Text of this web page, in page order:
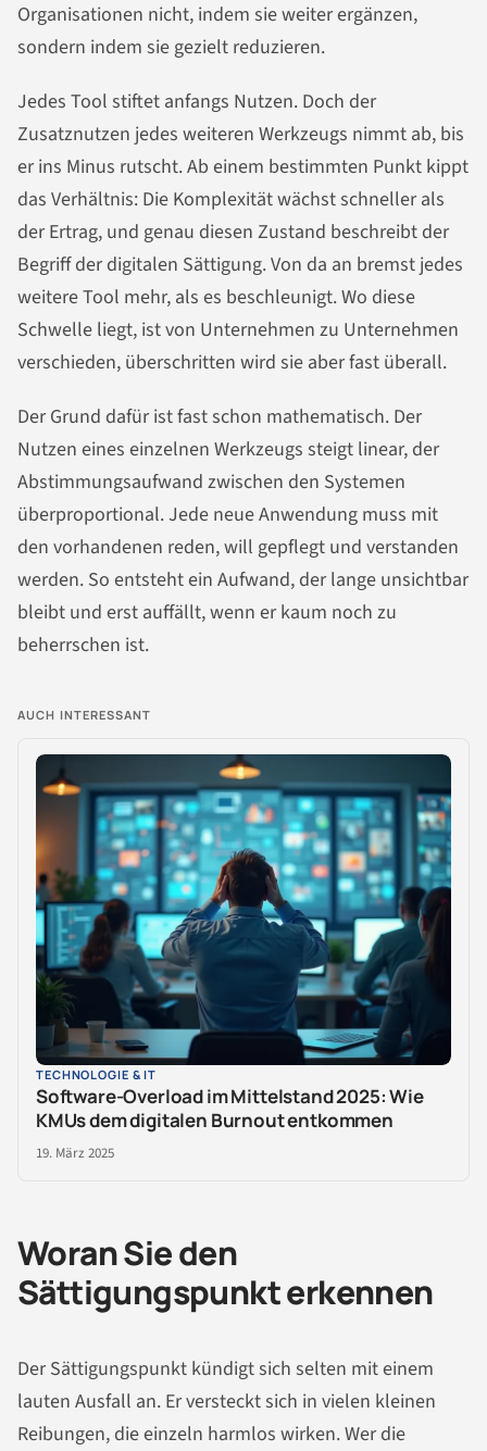
Organisationen nicht, indem sie weiter ergänzen,
sondern indem sie gezielt reduzieren.
Jedes Tool stiftet anfangs Nutzen. Doch der
Zusatznutzen jedes weiteren Werkzeugs nimmt ab, bis
er ins Minus rutscht. Ab einem bestimmten Punkt kippt
das Verhältnis: Die Komplexität wächst schneller als
der Ertrag, und genau diesen Zustand beschreibt der
Begriff der digitalen Sättigung. Von da an bremst jedes
weitere Tool mehr, als es beschleunigt. Wo diese
Schwelle liegt, ist von Unternehmen zu Unternehmen
verschieden, überschritten wird sie aber fast überall.
Der Grund dafür ist fast schon mathematisch. Der
Nutzen eines einzelnen Werkzeugs steigt linear, der
Abstimmungsaufwand zwischen den Systemen
überproportional. Jede neue Anwendung muss mit
den vorhandenen reden, will gepflegt und verstanden
werden. So entsteht ein Aufwand, der lange unsichtbar
bleibt und erst auffällt, wenn er kaum noch zu
beherrschen ist.
AUCH INTERESSANT
TECHNOLOGIE & IT
Software-Overload im Mittelstand 2025: Wie
KMUs dem digitalen Burnout entkommen
19. März 2025
Woran Sie den
Sättigungspunkt erkennen
Der Sättigungspunkt kündigt sich selten mit einem
lauten Ausfall an. Er versteckt sich in vielen kleinen
Reibungen, die einzeln harmlos wirken. Wer die